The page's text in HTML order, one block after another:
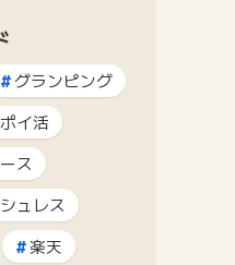
グランピング
ポイ活
ス
ュレス
楽天